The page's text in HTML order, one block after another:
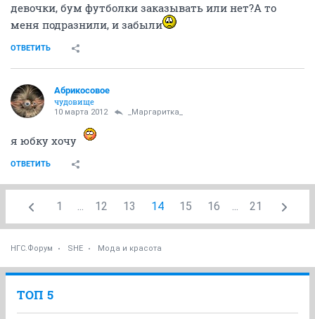
девочки, бум футболки заказывать или нет?А то
меня подразнили, и забыли
ОТВЕТИТЬ
Абрикосовое
чудовище
10 марта 2012 _Маргаритка_
я юбку хочу
ОТВЕТИТЬ
1 ... 12 13 14 15 16 ... 21
НГС.Форум SHE Мода и красота
ТОП 5